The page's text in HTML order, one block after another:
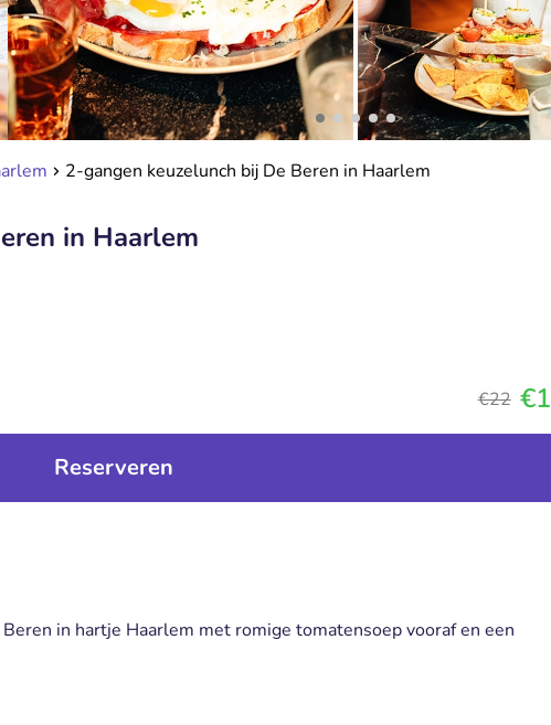
2-gangen keuzelunch bij De Beren in Haarlem
in Haarlem
€22
Reserveren
in hartje Haarlem met romige tomatensoep vooraf en een